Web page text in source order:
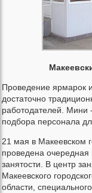
Проведение ярмарок
достаточно
работодателей. Мини
подбора персонала
21 мая в Макеевском
проведена
занятости. В центр
Макеевского
области,